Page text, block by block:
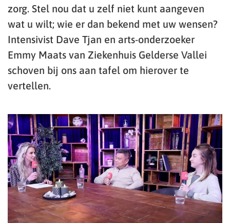
zorg. Stel nou dat u zelf niet kunt aangeven
wat u wilt; wie er dan bekend met uw wensen?
Intensivist Dave Tjan en arts-onderzoeker
Emmy Maats van Ziekenhuis Gelderse Vallei
schoven bij ons aan tafel om hierover te
vertellen.